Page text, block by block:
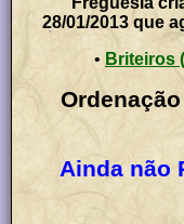
28/01/2013 que
•
Ainda não